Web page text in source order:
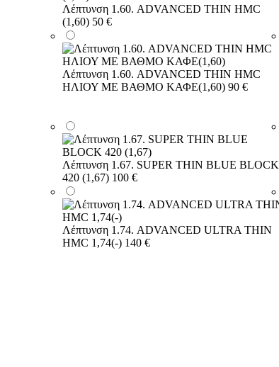
Λέπτυνση 1.60. ADVANCED THIN HMC
(1,60) 50 €
Λέπτυνση 1.60. ADVANCED THIN HMC
ΗΛΙΟΥ ΜΕ ΒΑΘΜΟ ΚΑΦΕ(1,60) 90 €
Λέπτυνση 1.67. SUPER THIN BLUE BLOCK
420 (1,67) 100 €
Λέπτυνση 1.74. ADVANCED ULTRA THIN
HMC 1,74(-) 140 €